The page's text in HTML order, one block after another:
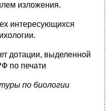
изложения.
интересующихся
дотации, выделенной
по печати
по биологии